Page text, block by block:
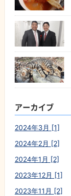
アーカイブ
2024年3月 [1]
2024年2月 [2]
2024年1月 [2]
2023年12月 [1]
2023年11月 [2]